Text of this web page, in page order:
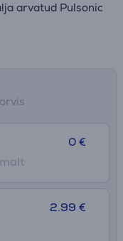
arvatud Pulsonic
raskesti
bakteriaalset
tervemad igemed.
on X-kujulised
tihedusega eriti
& iO hambaharjad.
0 €
2.99 €